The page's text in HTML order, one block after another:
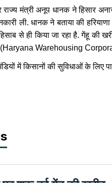
मंत्री अनूप धानक ने हिसार
ली. धानक ने बताया की
से ही किया जा रहा है. गेंहू की
(Haryana Warehousing
में किसानों की सुविधाओं के लिए